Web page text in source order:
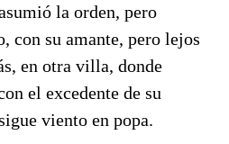
la orden, pero
con su amante, pero lejos
en otra villa, donde
el excedente de su
viento en popa.